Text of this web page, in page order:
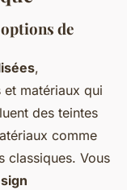
de
,
matériaux qui
des teintes
comme
classiques. Vous